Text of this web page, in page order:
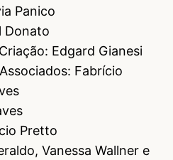
Panico
Donato
Edgard Gianesi
Fabrício
Pretto
Vanessa Wallner e